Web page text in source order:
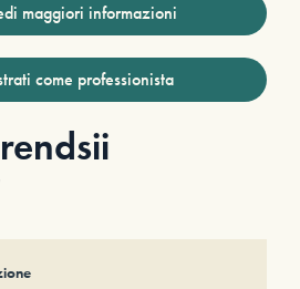
maggiori informazioni
come professionista